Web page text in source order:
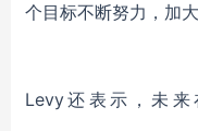
个目标不断努力，加
Levy还表示，未来